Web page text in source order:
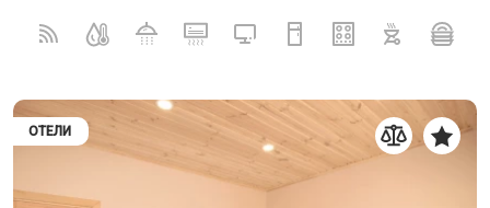
ОТЕЛИ